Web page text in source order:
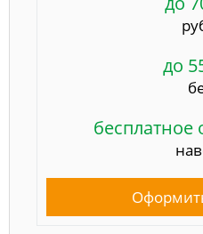
до
бесплатное